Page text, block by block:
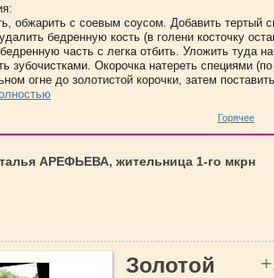
обжарить с соевым соусом. Добавить тертый
бедренную кость (в голени косточку
часть с легка отбить. Уложить туда
зубочистками. Окорочка натереть специями
огне до золотистой корочки, затем
Горячее
АРЕФЬЕВА, жительница 1-го мкрн
Золотой